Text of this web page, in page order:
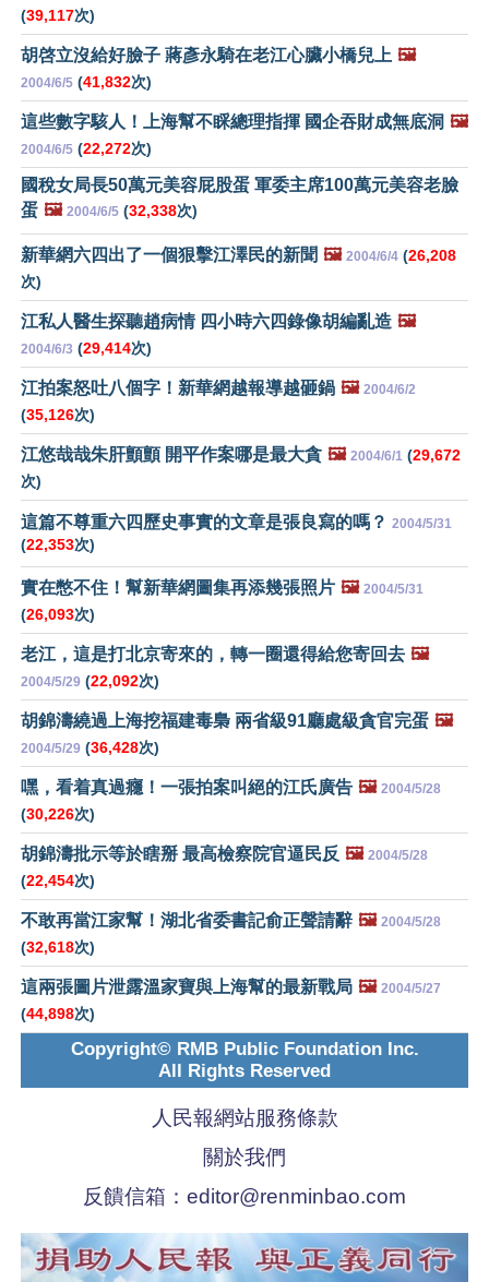
(39,117次)
胡啓立沒給好臉子 蔣彥永騎在老江心臟小橋兒上 🖼️
2004/6/5 (41,832次)
這些數字駭人！上海幫不睬總理指揮 國企吞財成無底洞 🖼️
2004/6/5 (22,272次)
國稅女局長50萬元美容屁股蛋 軍委主席100萬元美容老臉
蛋 🖼️ 2004/6/5 (32,338次)
新華網六四出了一個狠擊江澤民的新聞 🖼️ 2004/6/4 (26,208
次)
江私人醫生探聽趙病情 四小時六四錄像胡編亂造 🖼️
2004/6/3 (29,414次)
江拍案怒吐八個字！新華網越報導越砸鍋 🖼️ 2004/6/2
(35,126次)
江悠哉哉朱肝顫顫 開平作案哪是最大貪 🖼️ 2004/6/1 (29,672
次)
這篇不尊重六四歷史事實的文章是張良寫的嗎？ 2004/5/31
(22,353次)
實在憋不住！幫新華網圖集再添幾張照片 🖼️ 2004/5/31
(26,093次)
老江，這是打北京寄來的，轉一圈還得給您寄回去 🖼️
2004/5/29 (22,092次)
胡錦濤繞過上海挖福建毒梟 兩省級91廳處級貪官完蛋 🖼️
2004/5/29 (36,428次)
嘿，看着真過癮！一張拍案叫絕的江氏廣告 🖼️ 2004/5/28
(30,226次)
胡錦濤批示等於瞎掰 最高檢察院官逼民反 🖼️ 2004/5/28
(22,454次)
不敢再當江家幫！湖北省委書記俞正聲請辭 🖼️ 2004/5/28
(32,618次)
這兩張圖片泄露溫家寶與上海幫的最新戰局 🖼️ 2004/5/27
(44,898次)
Copyright© RMB Public Foundation Inc.
All Rights Reserved
人民報網站服務條款
關於我們
反饋信箱： editor@renminbao.com